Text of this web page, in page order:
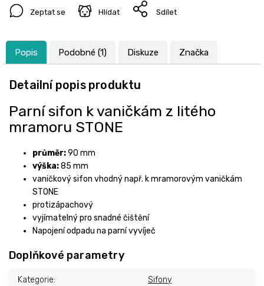
Zeptat se Hlídat Sdílet
Popis Podobné (1) Diskuze Značka
Detailní popis produktu
Parní sifon k vaničkám z litého
mramoru STONE
průměr:90 mm
výška:85 mm
vaničkový sifon vhodný např. k mramorovým vaničkám
STONE
protizápachový
vyjímatelný pro snadné čištění
Napojení odpadu na parní vyvíječ
Doplňkové parametry
Kategorie: Sifony